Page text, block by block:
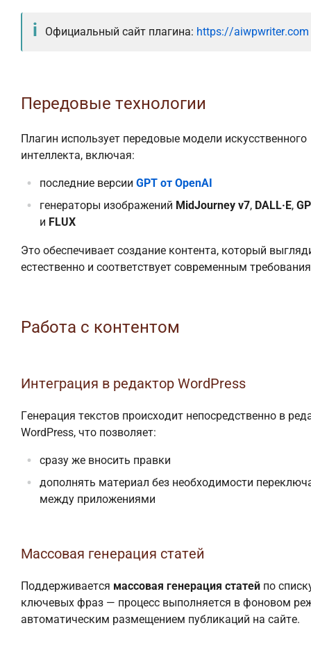
Официальный сайт плагина: https://aiwpwriter.com
Передовые технологии
Плагин использует передовые модели искусственного
интеллекта, включая:
последние версииGPT от OpenAI
генераторы изображений MidJourney v7, DALL·E,
и FLUX
Это обеспечивает создание контента, который
естественно и соответствует современным
Работа с контентом
Интеграция в редактор WordPress
Генерация текстов происходит непосредственно в
WordPress, что позволяет:
сразу же вносить правки
дополнять материал без необходимости
между приложениями
Массовая генерация статей
Поддерживается массовая генерация статей по
ключевых фраз — процесс выполняется в фоновом
автоматическим размещением публикаций на сайте.